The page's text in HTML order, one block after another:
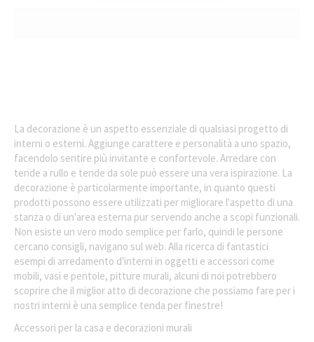
La decorazione è un aspetto essenziale di qualsiasi progetto di
interni o esterni. Aggiunge carattere e personalità a uno spazio,
facendolo sentire più invitante e confortevole. Arredare con
tende a rullo e tende da sole può essere una vera ispirazione. La
decorazione è particolarmente importante, in quanto questi
prodotti possono essere utilizzati per migliorare l'aspetto di una
stanza o di un'area esterna pur servendo anche a scopi funzionali.
Non esiste un vero modo semplice per farlo, quindi le persone
cercano consigli, navigano sul web. Alla ricerca di fantastici
esempi di arredamento d'interni in oggetti e accessori come
mobili, vasi e pentole, pitture murali, alcuni di noi potrebbero
scoprire che il miglior atto di decorazione che possiamo fare per i
nostri interni è una semplice tenda per finestre!
Accessori per la casa e decorazioni murali